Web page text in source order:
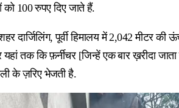
को 100 रुपए दिए जाते हैं.
दार्जिलिंग, पूर्वी हिमालय में 2,042 मीटर
तक ​​​​कि फ़र्नीचर [जिन्हें एक बार ख़रीदा
के ज़रिए भेजती है.